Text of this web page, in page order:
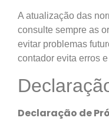
A atualização das
consulte sempre as
evitar problemas
contador evita erros
Declaração de